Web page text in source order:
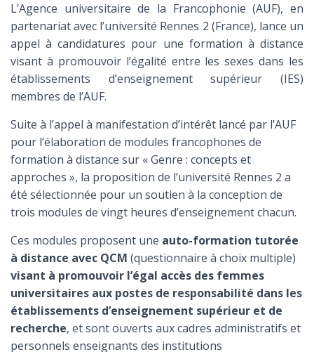
L’Agence universitaire de la Francophonie (AUF), en
partenariat avec l’université Rennes 2 (France), lance un
appel à candidatures pour une formation à distance
visant à promouvoir l’égalité entre les sexes dans les
établissements d’enseignement supérieur (IES)
membres de l’AUF.
Suite à l’appel à manifestation d’intérêt lancé par l’AUF
pour l’élaboration de modules francophones de
formation à distance sur « Genre : concepts et
approches », la proposition de l’université Rennes 2 a
été sélectionnée pour un soutien à la conception de
trois modules de vingt heures d’enseignement chacun.
Ces modules proposent une auto-formation tutorée
à distance avec QCM (questionnaire à choix multiple)
visant à promouvoir l’égal accès des femmes
universitaires aux postes de responsabilité dans les
établissements d’enseignement supérieur et de
recherche, et sont ouverts aux cadres administratifs et
personnels enseignants des institutions